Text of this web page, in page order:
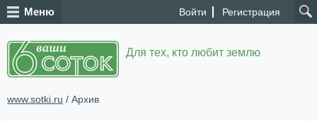
Войти Регистрация
Меню
Для тех, кто любит землю
www.sotki.ru / Архив